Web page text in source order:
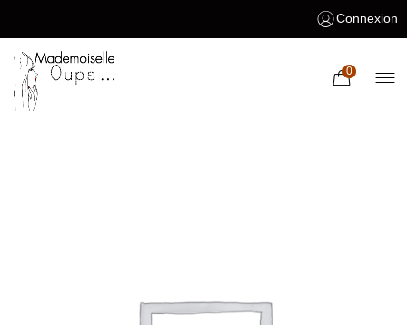
Connexion
0